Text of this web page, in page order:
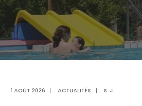
1 AOÛT 2026 | ACTUALITÉS | S. J.